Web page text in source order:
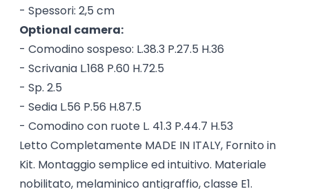
- Spessori: 2,5 cm
Optional camera:
- Comodino sospeso: L.38.3 P.27.5 H.36
- Scrivania L.168 P.60 H.72.5
- Sp. 2.5
- Sedia L.56 P.56 H.87.5
- Comodino con ruote L. 41.3 P.44.7 H.53
Letto Completamente MADE IN ITALY, Fornito in
Kit. Montaggio semplice ed intuitivo. Materiale
nobilitato, melaminico antigraffio, classe E1.